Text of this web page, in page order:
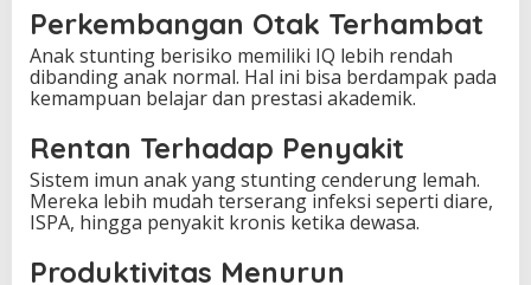
Perkembangan Otak Terhambat
Anak stunting berisiko memiliki IQ lebih rendah
dibanding anak normal. Hal ini bisa berdampak pada
kemampuan belajar dan prestasi akademik.
Rentan Terhadap Penyakit
Sistem imun anak yang stunting cenderung lemah.
Mereka lebih mudah terserang infeksi seperti diare,
ISPA, hingga penyakit kronis ketika dewasa.
Produktivitas Menurun